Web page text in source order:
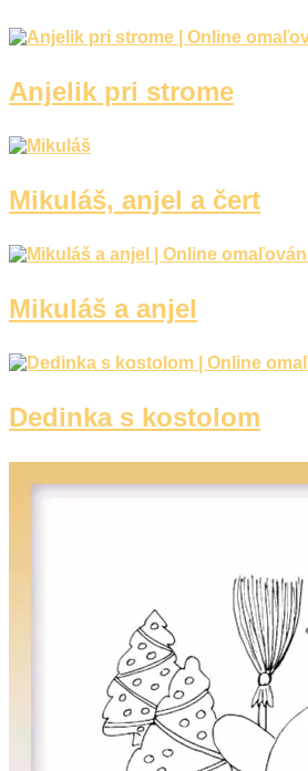
Anjelik pri strome
Mikuláš, anjel a čert
Mikuláš a anjel
Dedinka s kostolom